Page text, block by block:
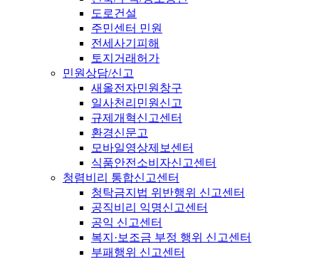
도로건설
주민센터 민원
전세사기피해
토지거래허가
민원상담/신고
새올전자민원창구
일사천리민원신고
규제개혁신고센터
환경신문고
모바일영상제보센터
식품안전소비자신고센터
청렴비리 통합신고센터
청탁금지법 위반행위 신고센터
공직비리 익명신고센터
공익 신고센터
복지·보조금 부정 행위 신고센터
부패행위 신고센터